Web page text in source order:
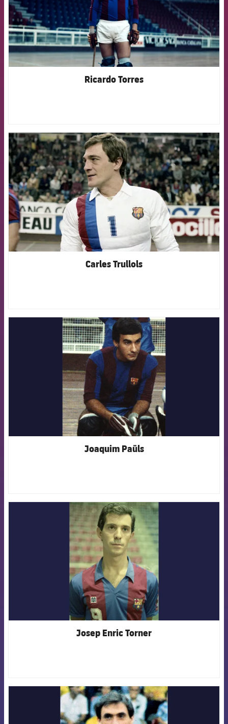
Ricardo Torres
FCB Barcelona badge
Carles Trullols
FCB Barcelona badge
Joaquim Paüls
FCB Barcelona badge
Josep Enric Torner
FCB Barcelona badge